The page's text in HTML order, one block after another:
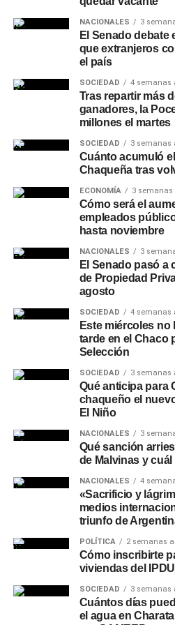
ubicadas en zonas bajas. El
seguido de cerca por el sector
mayor disponibilidad de
determinados cultivos, pero los
dificultar las labores rurales y
sanitarios en la producción.
Chaco refuerza
desagües y
Ante las perspectivas
operativos preventivos de
provincia, con el objetivo de
reducir el riesgo de
intensas. Entre las
la limpieza del riacho Arazá, en
Vialidad Provincial trabaja
Provincial del Agua y otras
La Provincia también mantiene
contingencia hídricay
Protección Civil y organismos
se incluyen el bombeo
sistemas hídricos, y la limpieza
remarcan que las tendencias
complementarse con los
por lo que recomiendan seguir
SMN a medida que se acerquen
NACIONALES 3
El Senado debate
que extranjeros
el país
SOCIEDAD 4 semanas
Tras repartir más
ganadores, la
millones el martes
SOCIEDAD 3 semanas
Cuánto acumuló
Chaqueña tras
ECONOMÍA 3 semanas
Cómo será el
empleados
hasta noviembre
NACIONALES 3
El Senado pasó a
de Propiedad
agosto
SOCIEDAD 4 semanas
Este miércoles no
tarde en el Chaco
Selección
SOCIEDAD 3 semanas
Qué anticipa para
chaqueño el
El Niño
NACIONALES 3
Qué sanción
de Malvinas y
NACIONALES 4
«Sacrificio y
medios
triunfo de
POLÍTICA 2 semanas
Cómo inscribirte
viviendas del
SOCIEDAD 3 semanas
Cuántos días
el agua en